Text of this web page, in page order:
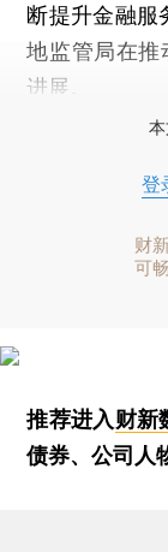
断提升金融服
地监管局在推
进展。
登
财
可
推荐进入财新
债券、公司人